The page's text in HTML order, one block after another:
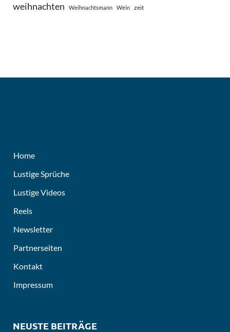
weihnachten
Weihnachtsmann Wein zeit
Home
Lustige Sprüche
Lustige Videos
Reels
Newsletter
Partnerseiten
Kontakt
Impressum
NEUSTE BEITRÄGE